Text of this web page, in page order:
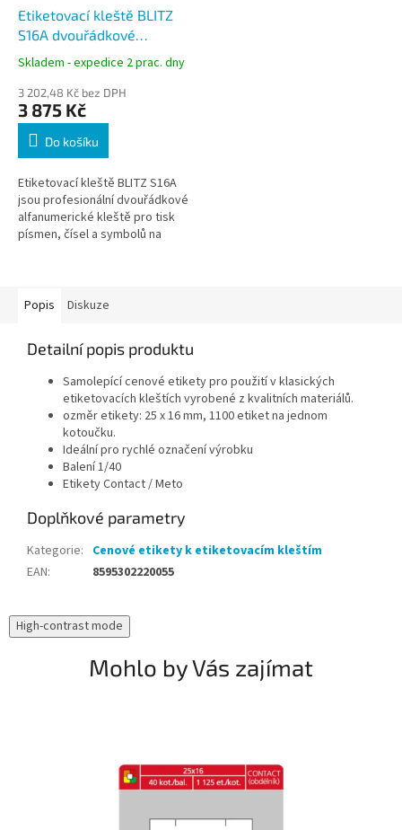
Etiketovací kleště BLITZ
S16A dvouřádkové
alfanumerické 8+8 míst
pro etikety 25x16 mm
Skladem - expedice 2 prac. dny
3 202,48 Kč bez DPH
3 875 Kč
Do košíku
Etiketovací kleště BLITZ S16A
jsou profesionální dvouřádkové
alfanumerické kleště pro tisk
písmen, čísel a symbolů na
Popis
Diskuze
Detailní popis produktu
Samolepící cenové etikety pro použití v klasických
etiketovacích kleštích vyrobené z kvalitních materiálů.
ozměr etikety: 25 x 16 mm, 1100 etiket na jednom
kotoučku.
Ideální pro rychlé označení výrobku
Balení 1/40
Etikety Contact / Meto
Doplňkové parametry
Kategorie: Cenové etikety k etiketovacím kleštím
EAN: 8595302220055
High-contrast mode
Mohlo by Vás zajímat